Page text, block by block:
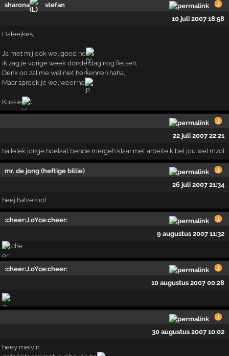
sharona
stefan
10 juli 2007 18:58
Haleejkes,
Ja met mij ook wel goed he
!
ik zag je vorige week donderdag nog fietsen,
Denk oo zal me wel niet herkennen haha,
Maar spreek je wel weer he
Kussie
22 juli 2007 22:21
ha lelek jonge hoelaat bende mergeh klaar met arbeite k bel jou wel mzol
mr. de jong (heftige billie)
26 juli 2007 21:34
heej halvezool
:cheer:J.oYce:cheer:
9 augustus 2007 11:32
:cheer:J.oYce:cheer:
10 augustus 2007 00:28
30 augustus 2007 10:02
heey melvin,